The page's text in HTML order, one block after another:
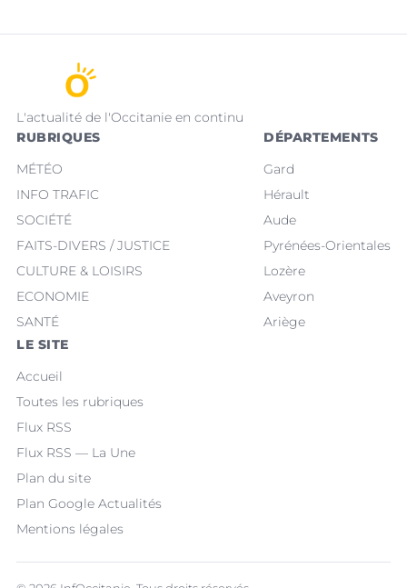
L'actualité de l'Occitanie en continu
RUBRIQUES
MÉTÉO
INFO TRAFIC
SOCIÉTÉ
FAITS-DIVERS / JUSTICE
CULTURE & LOISIRS
ECONOMIE
SANTÉ
DÉPARTEMENTS
Gard
Hérault
Aude
Pyrénées-Orientales
Lozère
Aveyron
Ariège
LE SITE
Accueil
Toutes les rubriques
Flux RSS
Flux RSS — La Une
Plan du site
Plan Google Actualités
Mentions légales